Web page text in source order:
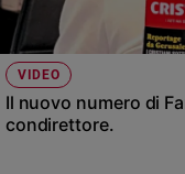
VIDEO
Il nuovo numero di
condirettore.